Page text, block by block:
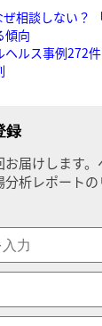
相談しない？
傾向
ルス事例272
録
届けします
析レポート